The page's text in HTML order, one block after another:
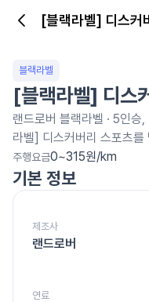
[블랙라벨] 디스커
블랙라벨
[블랙라벨]
[블랙라벨] 디스
랜드로버 블랙라벨 · 5인승,
라벨] 디스커버리 스포츠를
주행요금0~315원/km
기본 정보
제조사
랜드로버
연료